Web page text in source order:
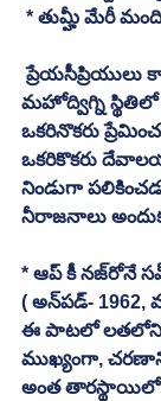
ప్రేయసీప్రియులు కావచ్చు. జీవన సహచరులు కావచ్చు. ఒక
మహోద్విగ్ని స్థితిలో
ఒకరినొకరు
ఒకరికొకరు
నిండుగా
నీరాజనాలు
ఈ పాటలో లతలోని
ముఖ్యంగా,
అంత తారస్థాయిలో